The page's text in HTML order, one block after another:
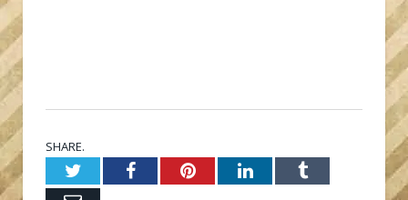
SHARE.
TwitterFacebookPinterestLinkedInTumblr